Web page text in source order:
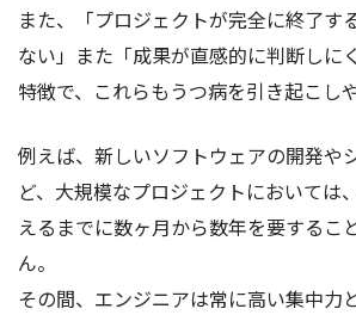
また、「プロジェクトが完全に終了す
ない」また「成果が直感的に判断しに
特徴で、これらもうつ病を引き起こし
例えば、新しいソフトウェアの開発や
ど、大規模なプロジェクトにおいては
えるまでに数ヶ月から数年を要するこ
ん。
その間、エンジニアは常に高い集中力